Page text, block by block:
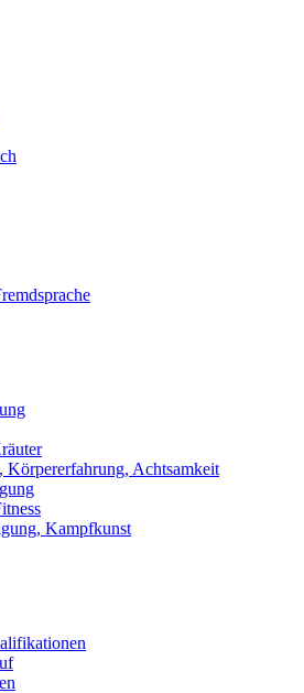
Körpererfahrung, Achtsamkeit
Kampfkunst